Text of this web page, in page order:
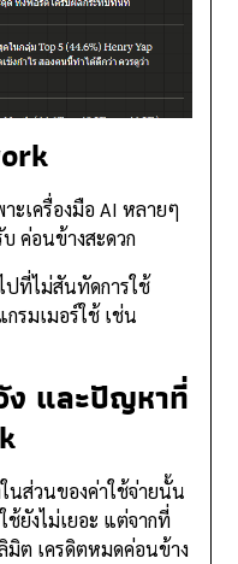
ะเครื่องมือ AI หลายๆ
บ ค่อนข้างสะดวก
ปที่ไม่สันทัดการใช้
รมเมอร์ใช้ เช่น
ง และปัญหาที่
นส่วนของค่าใช้จ่ายนั้น
ยังไม่เยอะ แต่จากที่
ต เครดิตหมดค่อนข้าง